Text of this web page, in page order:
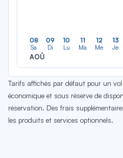
08
Sa
AOÛ
09
Di
10
Lu
11
Ma
12
Me
13
Je
Tarifs affichés par défaut pour un
économique et sous réserve de
réservation. Des frais
les produits et services optionnels.